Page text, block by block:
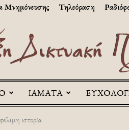
Μνημόνευσης Τηλεόραση
Askitikon
ΙΑΜΑΤΑ
ιστορία